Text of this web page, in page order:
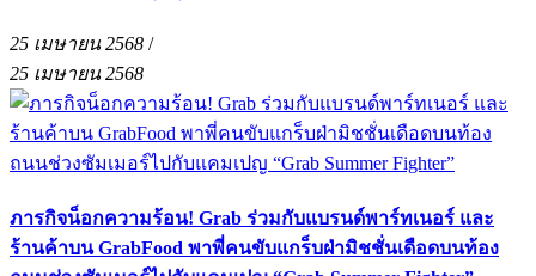
25 เมษายน 2568 /
25 เมษายน 2568
ภารกิจน็อกความร้อน! Grab ร่วมกับแบรนด์พาร์ทเนอร์ และ
ร้านค้าบน GrabFood พาพี่คนขับแกร็บฝ่ามิชชั่นเดือดบนท้อง